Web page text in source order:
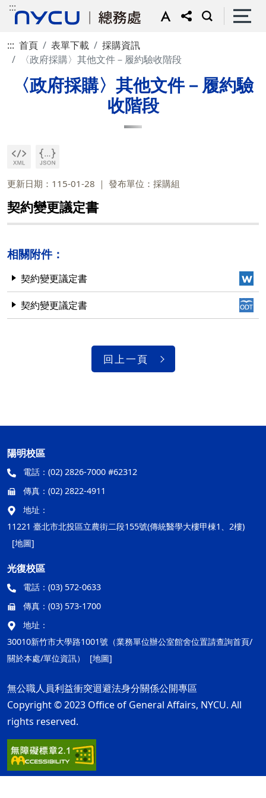
:::
::: 首頁 表單下載
採購資訊
〈政府採購〉其他文件－履約驗收階段
〈政府採購〉其他文件－履約驗
收階段
更新日期：115-01-28 發布單位：採購組
契約變更議定書
相關附件：
契約變更議定書
契約變更議定書
回上一頁
陽明校區
電話： (02) 2826-7000 #62312
傳真： (02) 2822-4911
地址：
11221 臺北市北投區立農街二段155號(傳統醫學大樓甲棟1、2樓)
[地圖]
光復校區
電話： (03) 572-0633
傳真： (03) 573-1700
地址：
30010新竹市大學路1001號（業務單位辦公室館舍位置請查詢首頁/
關於本處/單位資訊）
[地圖]
無公職人員利益衝突迴避法身分關係公開專區
Copyright © 2023 Office of General Affairs, NYCU. All
rights reserved.